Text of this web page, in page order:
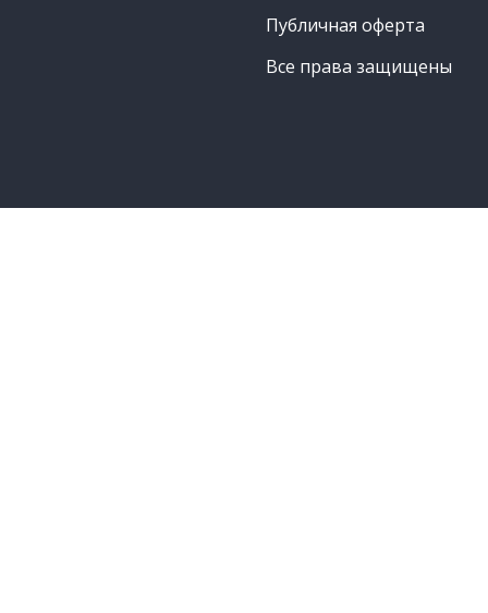
Публичная оферта
Все права защищены